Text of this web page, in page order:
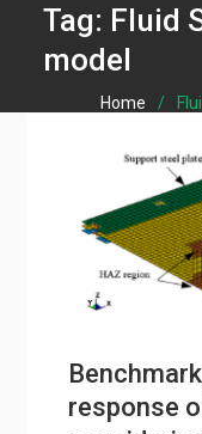
Tag: Fluid
model
Home
response